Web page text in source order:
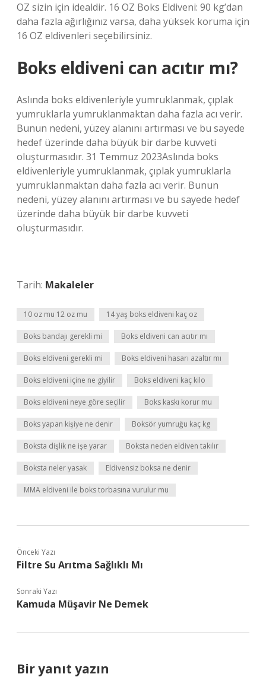
OZ sizin için idealdir. 16 OZ Boks Eldiveni: 90 kg’dan
daha fazla ağırlığınız varsa, daha yüksek koruma için
16 OZ eldivenleri seçebilirsiniz.
Boks eldiveni can acıtır mı?
Aslında boks eldivenleriyle yumruklanmak, çıplak
yumruklarla yumruklanmaktan daha fazla acı verir.
Bunun nedeni, yüzey alanını artırması ve bu sayede
hedef üzerinde daha büyük bir darbe kuvveti
oluşturmasıdır. 31 Temmuz 2023Aslında boks
eldivenleriyle yumruklanmak, çıplak yumruklarla
yumruklanmaktan daha fazla acı verir. Bunun
nedeni, yüzey alanını artırması ve bu sayede hedef
üzerinde daha büyük bir darbe kuvveti
oluşturmasıdır.
Tarih: Makaleler
10 oz mu 12 oz mu 14 yaş boks eldiveni kaç oz
Boks bandajı gerekli mi Boks eldiveni can acıtır mı
Boks eldiveni gerekli mi Boks eldiveni hasarı azaltır mı
Boks eldiveni içine ne giyilir Boks eldiveni kaç kilo
Boks eldiveni neye göre seçilir Boks kaskı korur mu
Boks yapan kişiye ne denir Boksör yumruğu kaç kg
Boksta dişlik ne işe yarar Boksta neden eldiven takılır
Boksta neler yasak Eldivensiz boksa ne denir
MMA eldiveni ile boks torbasına vurulur mu
Önceki Yazı
Filtre Su Arıtma Sağlıklı Mı
Sonraki Yazı
Kamuda Müşavir Ne Demek
Bir yanıt yazın